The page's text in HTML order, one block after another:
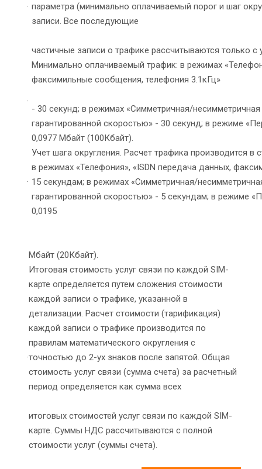
· параметра (минимально оплачиваемый порог и шаг
записи. Все последующие
частичные записи о трафике рассчитываются только с
·
Минимально оплачиваемый трафик: в режимах
факсимильные сообщения, телефония 3.1кГц»
- 30 секунд; в режимах «Симметричная/
гарантированной скоростью» - 30 секунд; в режиме
0,0977 Мбайт (100Кбайт).
·
Учет шага округления. Расчет трафика производится в
в режимах «Телефония», «ISDN передача данных,
15 секундам; в режимах «Симметричная/
гарантированной скоростью» - 5 секундам; в режиме
0,0195
Мбайт (20Кбайт).
·
Итоговая стоимость услуг связи по каждой SIM-
карте определяется путем сложения стоимости
каждой записи о трафике, указанной в
детализации. Расчет стоимости (тарификация)
каждой записи о трафике производится по
правилам математического округления с
точностью до 2-ух знаков после запятой. Общая
стоимость услуг связи (сумма счета) за расчетный
период определяется как сумма всех
итоговых стоимостей услуг связи по каждой SIM-
карте. Суммы НДС рассчитываются с полной
стоимости услуг (суммы счета).